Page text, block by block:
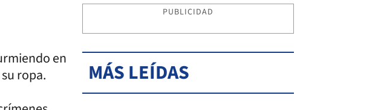
en
ropa.
PUBLICIDAD
MÁS LEÍDAS